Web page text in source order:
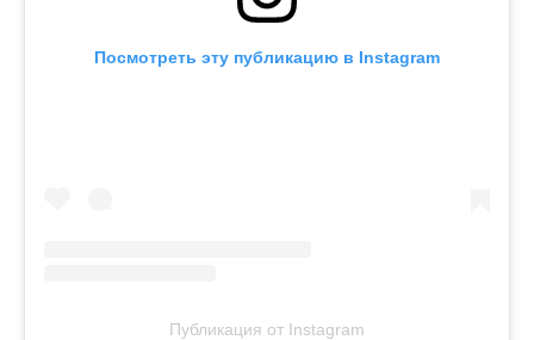
Посмотреть эту публикацию в Instagram
Публикация от Instagram